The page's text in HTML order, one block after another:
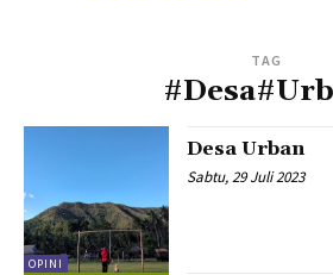
TAG
OPINI
Desa Urban
Sabtu, 29 Juli 2023